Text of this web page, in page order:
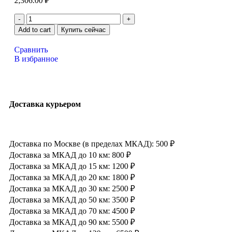
Add to cart Купить сейчас
Сравнить
В избранное
Доставка курьером
Доставка по Москве (в пределах МКАД): 500 ₽
Доставка за МКАД до 10 км: 800 ₽
Доставка за МКАД до 15 км: 1200 ₽
Доставка за МКАД до 20 км: 1800 ₽
Доставка за МКАД до 30 км: 2500 ₽
Доставка за МКАД до 50 км: 3500 ₽
Доставка за МКАД до 70 км: 4500 ₽
Доставка за МКАД до 90 км: 5500 ₽